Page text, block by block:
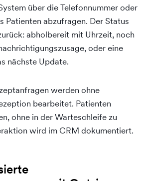
über die Telefonnummer oder
Patienten abzufragen. Der Status
abholbereit mit Uhrzeit, noch
oder eine
nächste Update.
werden ohne
bearbeitet. Patienten
ohne in der Warteschleife zu
wird im CRM dokumentiert.